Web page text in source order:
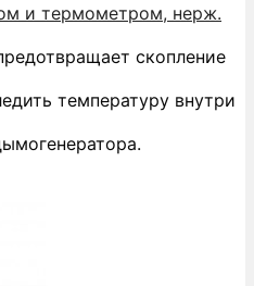
и термометром, нерж.
скопление
температуру внутри